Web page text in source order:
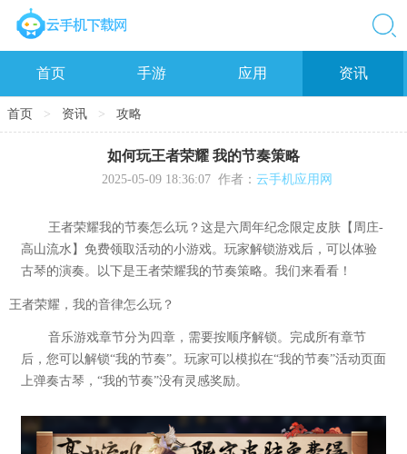
首页 手游 应用 资讯
首页 > 资讯 > 攻略
如何玩王者荣耀 我的节奏策略
2025-05-09 18:36:07 作者： 云手机应用网
王者荣耀我的节奏怎么玩？这是六周年纪念限定皮肤【周庄-
高山流水】免费领取活动的小游戏。玩家解锁游戏后，可以体验
古琴的演奏。以下是王者荣耀我的节奏策略。我们来看看！
王者荣耀，我的音律怎么玩？
音乐游戏章节分为四章，需要按顺序解锁。完成所有章节
后，您可以解锁“我的节奏”。玩家可以模拟在“我的节奏”活动页面
上弹奏古琴，“我的节奏”没有灵感奖励。